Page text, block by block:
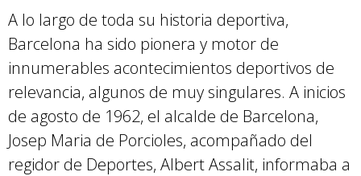
A lo largo de toda su historia deportiva,
Barcelona ha sido pionera y motor de
innumerables acontecimientos deportivos de
relevancia, algunos de muy singulares. A inicios
de agosto de 1962, el alcalde de Barcelona,
Josep Maria de Porcioles, acompañado del
regidor de Deportes, Albert Assalit, informaba a